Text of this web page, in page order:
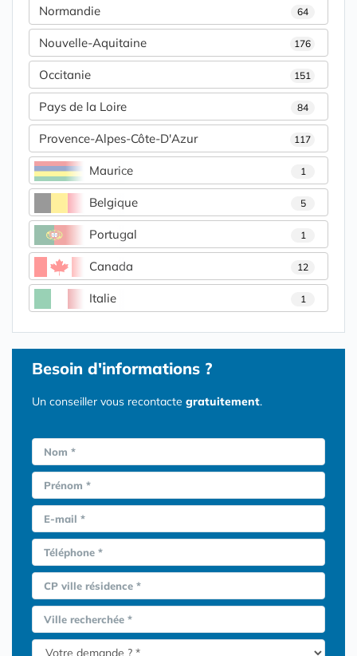
Normandie 64
Nouvelle-Aquitaine 176
Occitanie 151
Pays de la Loire 84
Provence-Alpes-Côte-D'Azur 117
Maurice 1
Belgique 5
Portugal 1
Canada 12
Italie 1
Besoin d'informations ?
Un conseiller vous recontacte gratuitement.
Nom *
Prénom *
E-mail *
Téléphone *
CP ville résidence *
Ville recherchée *